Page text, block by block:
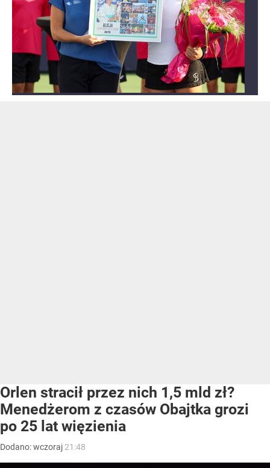
Orlen stracił przez nich 1,5 mld zł?
Menedżerom z czasów Obajtka grozi
po 25 lat więzienia
Dodano:wczoraj 21:48